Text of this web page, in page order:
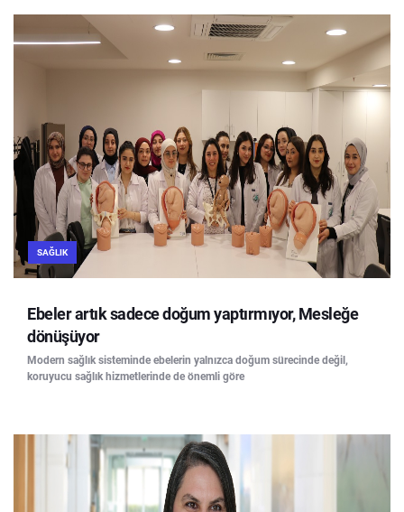
SAĞLIK
Ebeler artık sadece doğum yaptırmıyor, Mesleğe
dönüşüyor
Modern sağlık sisteminde ebelerin yalnızca doğum sürecinde değil,
koruyucu sağlık hizmetlerinde de önemli göre